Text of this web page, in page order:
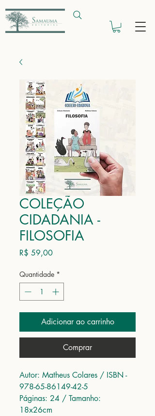
COLEÇÃO
CIDADANIA -
FILOSOFIA
R$ 59,00Preço
Quantidade *
Adicionar ao carrinho
Comprar
Autor: Matheus Colares / ISBN -
978-65-86149-42-5
Páginas: 24 / Tamanho:
18x26cm